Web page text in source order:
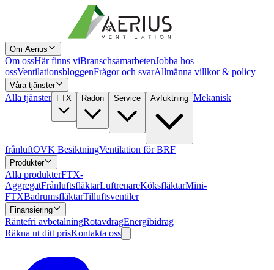
Om Aerius
Om ossHär finns viBranschsamarbetenJobba hos
ossVentilationsbloggenFrågor och svarAllmänna villkor & policy
Våra tjänster
Alla tjänster FTX Radon Service Avfuktning Mekanisk
frånluftOVK BesiktningVentilation för BRF
Produkter
Alla produkterFTX-
AggregatFrånluftsfläktarLuftrenareKöksfläktarMini-
FTXBadrumsfläktarTilluftsventiler
Finansiering
Räntefri avbetalningRotavdragEnergibidrag
Räkna ut ditt prisKontakta oss